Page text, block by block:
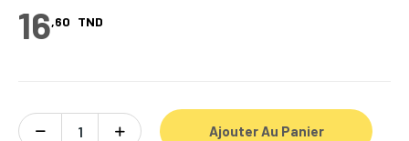
16,60 TND
Ajouter Au Panier